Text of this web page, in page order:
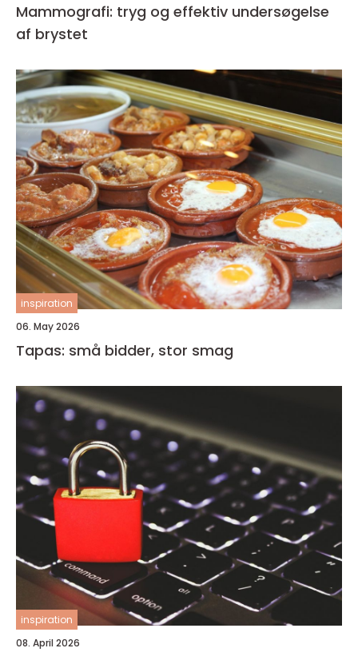
Mammografi: tryg og effektiv undersøgelse
af brystet
inspiration
06. May 2026
Tapas: små bidder, stor smag
inspiration
08. April 2026